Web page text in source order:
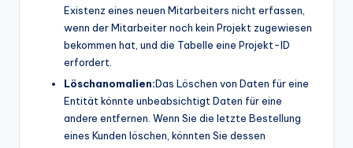
Existenz eines neuen Mitarbeiters nicht erfassen,
wenn der Mitarbeiter noch kein Projekt zugewiesen
bekommen hat, und die Tabelle eine Projekt-ID
erfordert.
Löschanomalien:Das Löschen von Daten für eine
Entität könnte unbeabsichtigt Daten für eine
andere entfernen. Wenn Sie die letzte Bestellung
eines Kunden löschen, könnten Sie dessen